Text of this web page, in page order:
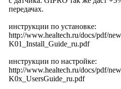
передачах.
инструкции по установке:
http://www.healtech.ru/docs/pdf/
K01_Install_Guide_ru.pdf
инструкции по настройке:
http://www.healtech.ru/docs/pdf/
K0x_UsersGuide_ru.pdf